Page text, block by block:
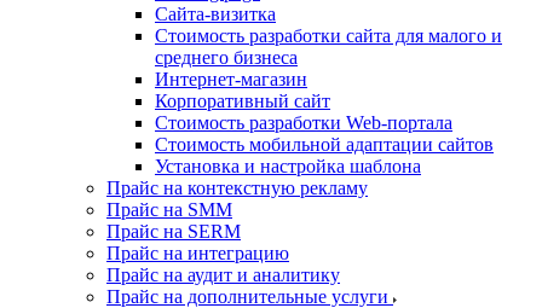
Cайта-визитка
Стоимость разработки сайта для малого и
среднего бизнеса
Интернет-магазин
Корпоративный сайт
Стоимость разработки Web-портала
Стоимость мобильной адаптации сайтов
Установка и настройка шаблона
Прайс на контекстную рекламу
Прайс на SMM
Прайс на SERM
Прайс на интеграцию
Прайс на аудит и аналитику
Прайс на дополнительные услуги